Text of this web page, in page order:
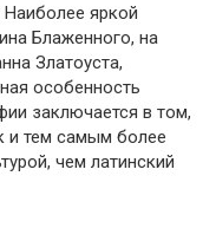
Наиболее яркой
Блаженного, на
Златоуста,
особенность
заключается в том,
и тем самым более
чем латинский